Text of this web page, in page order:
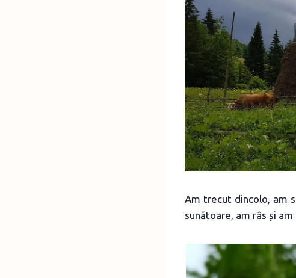
Am trecut dincolo, am
sunătoare, am râs și